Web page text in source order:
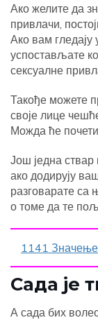
Ако желите да
привлачи,
Ако вам гледају
успостављате
сексуалне
Такође можете
своје лице
Можда ће
Још једна ствар
ако додирују
разговарате
о томе да те
1141
Сада је
А сада бих